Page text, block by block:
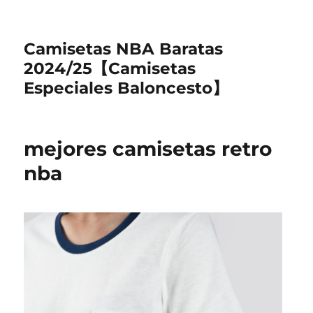
Camisetas NBA Baratas
2024/25【Camisetas
Especiales Baloncesto】
mejores camisetas retro
nba